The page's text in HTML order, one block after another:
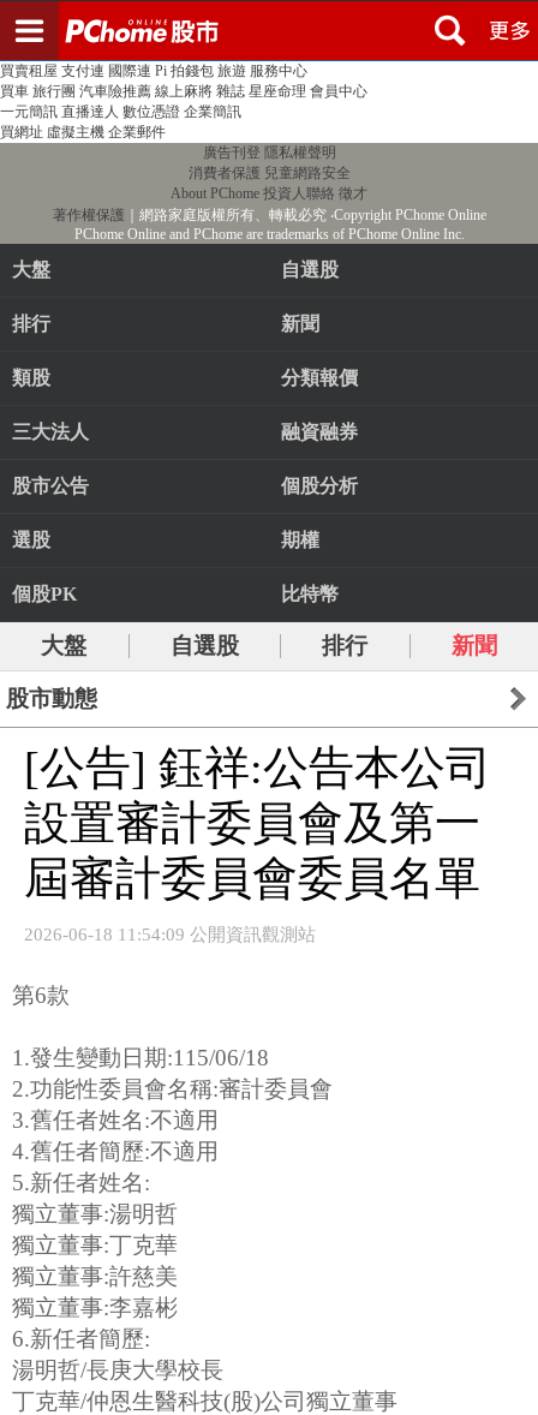
PChome首頁 線上購物 24h購物 書店
買賣租屋 支付連 國際連 Pi 拍錢包 旅遊 服務中心
買車 旅行團 汽車險推薦 線上麻將 雜誌 星座命理 會員中心
一元簡訊 直播達人 數位憑證 企業簡訊
買網址 虛擬主機 企業郵件
廣告刊登 隱私權聲明
消費者保護 兒童網路安全
About PChome 投資人聯絡 徵才
著作權保護 ｜網路家庭版權所有、轉載必究‧Copyright PChome Online
PChome Online and PChome are trademarks of PChome Online Inc.
大盤 自選股
排行 新聞
類股 分類報價
三大法人 融資融券
股市公告 個股分析
選股 期權
個股PK 比特幣
大盤 自選股 排行 新聞
股市動態
[公告] 鈺祥:公告本公司
設置審計委員會及第一
屆審計委員會委員名單
2026-06-18 11:54:09 公開資訊觀測站
第6款
1.發生變動日期:115/06/18
2.功能性委員會名稱:審計委員會
3.舊任者姓名:不適用
4.舊任者簡歷:不適用
5.新任者姓名:
獨立董事:湯明哲
獨立董事:丁克華
獨立董事:許慈美
獨立董事:李嘉彬
6.新任者簡歷:
湯明哲/長庚大學校長
丁克華/仲恩生醫科技(股)公司獨立董事